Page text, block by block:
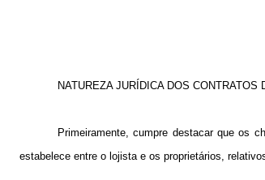
NATUREZA JURÍDICA DOS
Primeiramente, cumpre destacar que os
estabelece entre o lojista e os proprietários,